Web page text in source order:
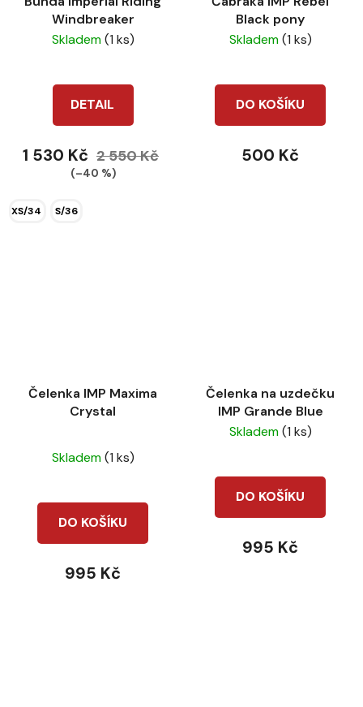
Windbreaker
Skladem(1 ks)
DETAIL
1 530 Kč 2 550 Kč
(–40 %)
XS/34 S/36
Black pony
Skladem(1 ks)
DO KOŠÍKU
500 Kč
Čelenka IMP Maxima
Crystal
hodnocení
5,0
5
Skladem(1 ks)
DO KOŠÍKU
995 Kč
Čelenka na uzdečku
IMP Grande Blue
Skladem(1 ks)
DO KOŠÍKU
995 Kč